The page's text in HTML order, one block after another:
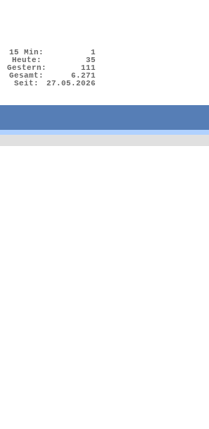
15 Min:
1
Heute:
35
Gestern:
111
Gesamt:
6.271
Seit:
27.05.2026